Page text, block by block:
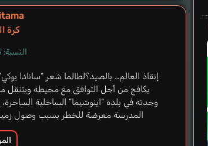
كرة
النسبة: 23.33%
إنقاذ العالم… بالصيد؟لطالما شعر “سانادا
يكافح من أجل التوافق مع محيطه ويتنقل
وجدته في بلدة “اينوشيما” الساحلية
المدرسة معرضة للخطر بسبب وصول